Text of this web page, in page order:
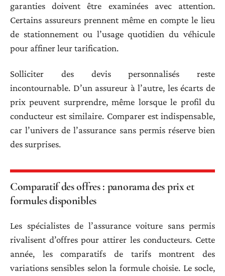
garanties doivent être examinées avec attention.
Certains assureurs prennent même en compte le lieu
de stationnement ou l’usage quotidien du véhicule
pour affiner leur tarification.
Solliciter des devis personnalisés reste
incontournable. D’un assureur à l’autre, les écarts de
prix peuvent surprendre, même lorsque le profil du
conducteur est similaire. Comparer est indispensable,
car l’univers de l’assurance sans permis réserve bien
des surprises.
Comparatif des offres : panorama des prix et
formules disponibles
Les spécialistes de l’assurance voiture sans permis
rivalisent d’offres pour attirer les conducteurs. Cette
année, les comparatifs de tarifs montrent des
variations sensibles selon la formule choisie. Le socle,